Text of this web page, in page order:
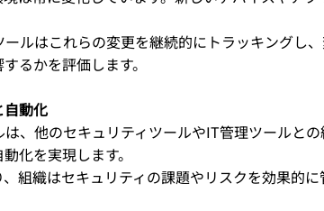
ールはこれらの変更を継続的にトラッキングし
るかを評価します。
自動化
は、他のセキュリティツールやIT管理ツールと
化を実現します。
、組織はセキュリティの課題やリスクを効果的